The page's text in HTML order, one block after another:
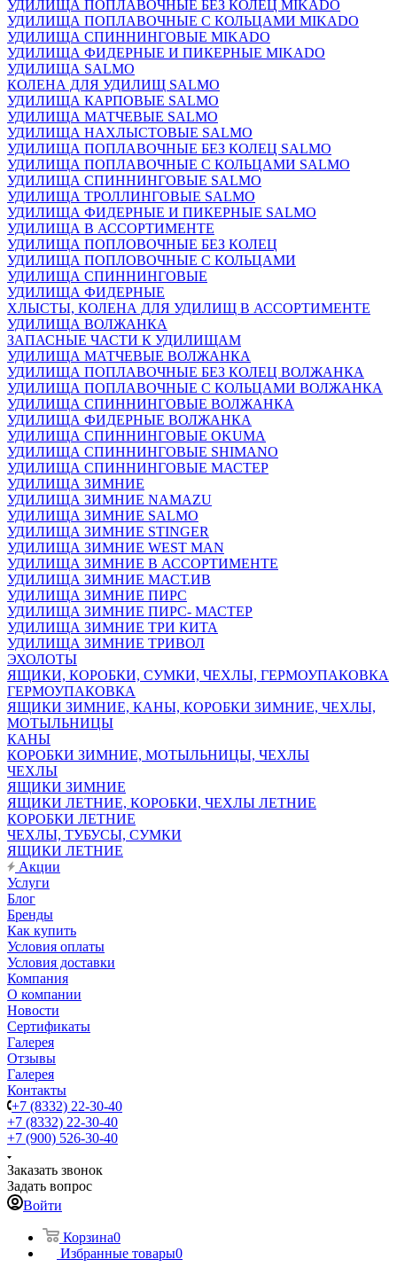
УДИЛИЩА ПОПЛАВОЧНЫЕ БЕЗ КОЛЕЦ MIKADO
УДИЛИЩА ПОПЛАВОЧНЫЕ С КОЛЬЦАМИ MIKADO
УДИЛИЩА СПИННИНГОВЫЕ MIKADO
УДИЛИЩА ФИДЕРНЫЕ И ПИКЕРНЫЕ MIKADO
УДИЛИЩА SALMO
КОЛЕНА ДЛЯ УДИЛИЩ SALMO
УДИЛИЩА КАРПОВЫЕ SALMO
УДИЛИЩА МАТЧЕВЫЕ SALMO
УДИЛИЩА НАХЛЫСТОВЫЕ SALMO
УДИЛИЩА ПОПЛАВОЧНЫЕ БЕЗ КОЛЕЦ SALMO
УДИЛИЩА ПОПЛАВОЧНЫЕ С КОЛЬЦАМИ SALMO
УДИЛИЩА СПИННИНГОВЫЕ SALMO
УДИЛИЩА ТРОЛЛИНГОВЫЕ SALMO
УДИЛИЩА ФИДЕРНЫЕ И ПИКЕРНЫЕ SALMO
УДИЛИЩА В АССОРТИМЕНТЕ
УДИЛИЩА ПОПЛОВОЧНЫЕ БЕЗ КОЛЕЦ
УДИЛИЩА ПОПЛОВОЧНЫЕ С КОЛЬЦАМИ
УДИЛИЩА СПИННИНГОВЫЕ
УДИЛИЩА ФИДЕРНЫЕ
ХЛЫСТЫ, КОЛЕНА ДЛЯ УДИЛИЩ В АССОРТИМЕНТЕ
УДИЛИЩА ВОЛЖАНКА
ЗАПАСНЫЕ ЧАСТИ К УДИЛИЩАМ
УДИЛИЩА МАТЧЕВЫЕ ВОЛЖАНКА
УДИЛИЩА ПОПЛАВОЧНЫЕ БЕЗ КОЛЕЦ ВОЛЖАНКА
УДИЛИЩА ПОПЛАВОЧНЫЕ С КОЛЬЦАМИ ВОЛЖАНКА
УДИЛИЩА СПИННИНГОВЫЕ ВОЛЖАНКА
УДИЛИЩА ФИДЕРНЫЕ ВОЛЖАНКА
УДИЛИЩА СПИННИНГОВЫЕ OKUMA
УДИЛИЩА СПИННИНГОВЫЕ SHIMANO
УДИЛИЩА СПИННИНГОВЫЕ МАСТЕР
УДИЛИЩА ЗИМНИЕ
УДИЛИЩА ЗИМНИЕ NAMAZU
УДИЛИЩА ЗИМНИЕ SALMO
УДИЛИЩА ЗИМНИЕ STINGER
УДИЛИЩА ЗИМНИЕ WEST MAN
УДИЛИЩА ЗИМНИЕ В АССОРТИМЕНТЕ
УДИЛИЩА ЗИМНИЕ МАСТ.ИВ
УДИЛИЩА ЗИМНИЕ ПИРС
УДИЛИЩА ЗИМНИЕ ПИРС- МАСТЕР
УДИЛИЩА ЗИМНИЕ ТРИ КИТА
УДИЛИЩА ЗИМНИЕ ТРИВОЛ
ЭХОЛОТЫ
ЯЩИКИ, КОРОБКИ, СУМКИ, ЧЕХЛЫ, ГЕРМОУПАКОВКА
ГЕРМОУПАКОВКА
ЯЩИКИ ЗИМНИЕ, КАНЫ, КОРОБКИ ЗИМНИЕ, ЧЕХЛЫ,
МОТЫЛЬНИЦЫ
КАНЫ
КОРОБКИ ЗИМНИЕ, МОТЫЛЬНИЦЫ, ЧЕХЛЫ
ЧЕХЛЫ
ЯЩИКИ ЗИМНИЕ
ЯЩИКИ ЛЕТНИЕ, КОРОБКИ, ЧЕХЛЫ ЛЕТНИЕ
КОРОБКИ ЛЕТНИЕ
ЧЕХЛЫ, ТУБУСЫ, СУМКИ
ЯЩИКИ ЛЕТНИЕ
Акции
Услуги
Блог
Бренды
Как купить
Условия оплаты
Условия доставки
Компания
О компании
Новости
Сертификаты
Галерея
Отзывы
Галерея
Контакты
+7 (8332) 22-30-40
+7 (8332) 22-30-40
+7 (900) 526-30-40
Заказать звонок
Задать вопрос
Войти
Корзина0
Избранные товары0